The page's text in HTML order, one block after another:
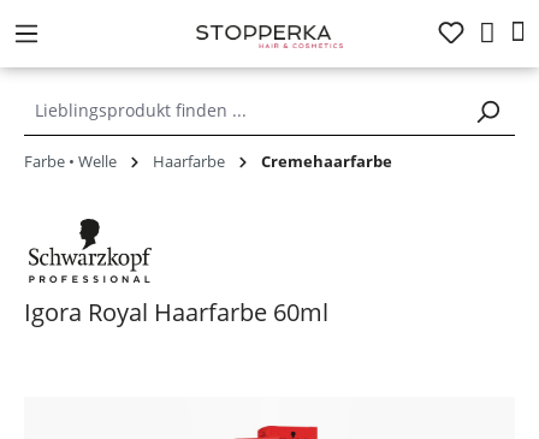
springen
Farbe • Welle Haarfarbe Cremehaarfarbe
Igora Royal Haarfarbe 60ml